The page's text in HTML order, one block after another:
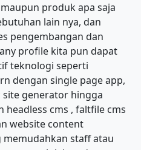
produk apa saja
lain nya, dan
pengembangan dan
profile kita pun dapat
teknologi seperti
dengan single page app,
generator hingga
cms , faltfile cms
website content
staff atau